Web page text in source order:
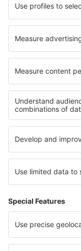
Unterkunft in
Unterkunft auf Sylt
Unterkunft im
Unterkunft in
Unterkunft in El
Unterkunft in